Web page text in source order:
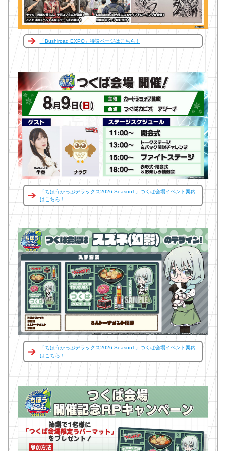
「Bushiroad EXPO」特設ページはこちら！
「ちほうかっぷデラックス2026 Season1」つくば会場イベント案内
はこちら！
「ちほうかっぷデラックス2026 Season1」つくば会場イベント案内
はこちら！